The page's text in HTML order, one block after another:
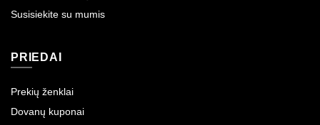
Susisiekite su mumis
PRIEDAI
Prekių ženklai
Dovanų kuponai